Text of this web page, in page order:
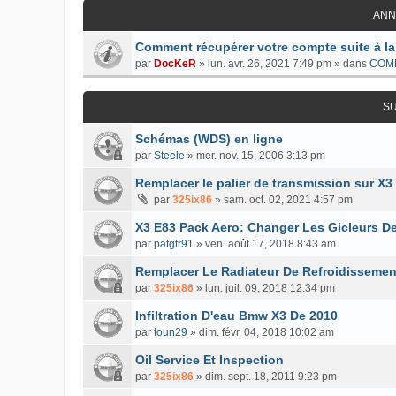
Comment récupérer votre compte suite à
par DocKeR » lun. avr. 26, 2021 7:49 pm » dans
Schémas (WDS) en ligne
par Steele » mer. nov. 15, 2006 3:13 pm
Remplacer le palier de transmission sur X3
par 325ix86 » sam. oct. 02, 2021 4:57 pm
X3 E83 Pack Aero: Changer Les Gicleurs
par patgtr91 » ven. août 17, 2018 8:43 am
Remplacer Le Radiateur De
par 325ix86 » lun. juil. 09, 2018 12:34 pm
Infiltration D'eau Bmw X3 De 2010
par toun29 » dim. févr. 04, 2018 10:02 am
Oil Service Et Inspection
par 325ix86 » dim. sept. 18, 2011 9:23 pm